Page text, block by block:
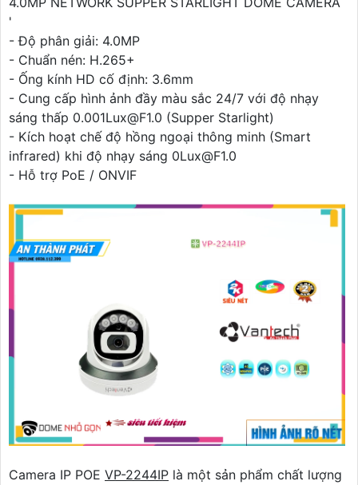
'
- Độ phân giải: 4.0MP
- Chuẩn nén: H.265+
- Ống kính HD cố định: 3.6mm
- Cung cấp hình ảnh đầy màu sắc 24/7 với độ nhạy
sáng thấp 0.001Lux@F1.0 (Supper Starlight)
- Kích hoạt chế độ hồng ngoại thông minh (Smart
infrared) khi độ nhạy sáng 0Lux@F1.0
- Hỗ trợ PoE / ONVIF
Camera IP POE VP-2244IP là một sản phẩm chất lượng